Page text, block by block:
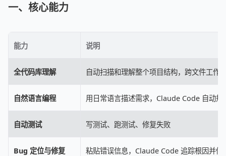
一、核心能力
能力 说明
全代码库理解 自动扫描和理解整个项目结构，跨文件工作
自然语言编程 用日常语言描述需求，Claude Code 自动规
自动测试 写测试、跑测试、修复失败
Bug 定位与修复 粘贴错误信息，Claude Code 追踪根因并修